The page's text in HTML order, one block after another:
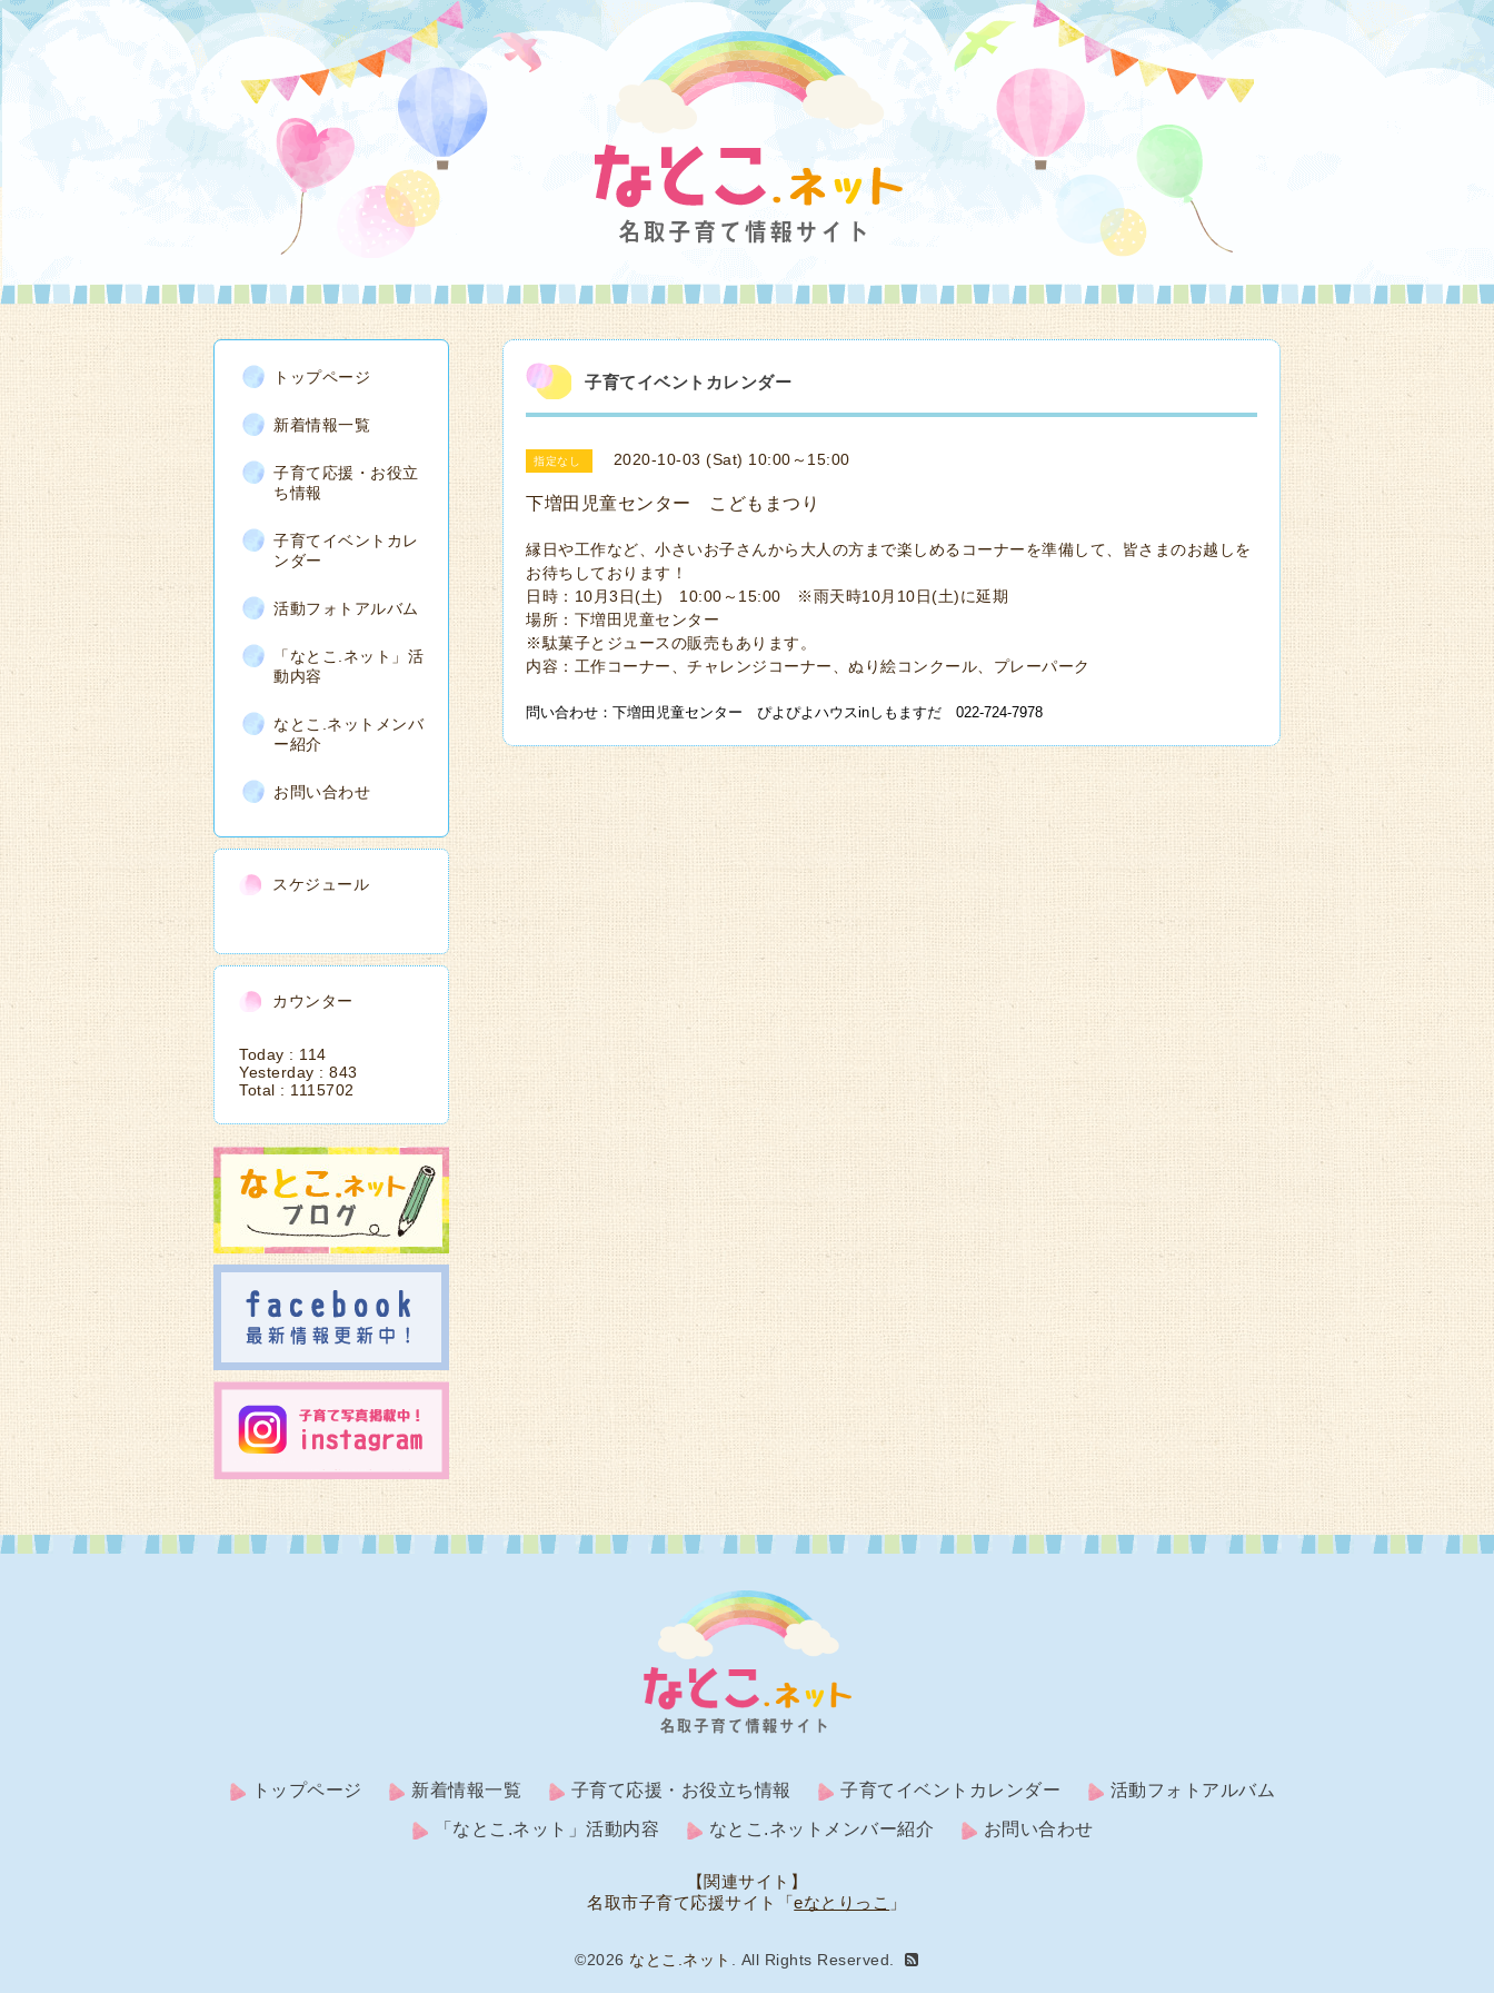
子育てイベントカレンダー
指定なし 2020-10-03 (Sat) 10:00～15:00
下増田児童センター こどもまつり
縁日や工作など、小さいお子さんから大人の方まで楽しめるコーナーを準備して、皆さまのお越しを
お待ちしております！
日時：10月3日(土) 10:00～15:00 ※雨天時10月10日(土)に延期
場所：下増田児童センター
※駄菓子とジュースの販売もあります。
内容：工作コーナー、チャレンジコーナー、ぬり絵コンクール、プレーパーク
問い合わせ：下増田児童センター ぴよぴよハウスinしもますだ 022-724-7978
トップページ
新着情報一覧
子育て応援・お役立
ち情報
子育てイベントカレ
ンダー
活動フォトアルバム
「なとこ.ネット」活
動内容
なとこ.ネットメンバ
ー紹介
お問い合わせ
スケジュール
カウンター
Today : 114
Yesterday : 843
Total : 1115702
トップページ 新着情報一覧 子育て応援・お役立ち情報 子育てイベントカレンダー 活動フォトアルバム
「なとこ.ネット」活動内容 なとこ.ネットメンバー紹介 お問い合わせ
【関連サイト】
名取市子育て応援サイト「eなとりっこ 」
©2026 なとこ.ネット . All Rights Reserved.